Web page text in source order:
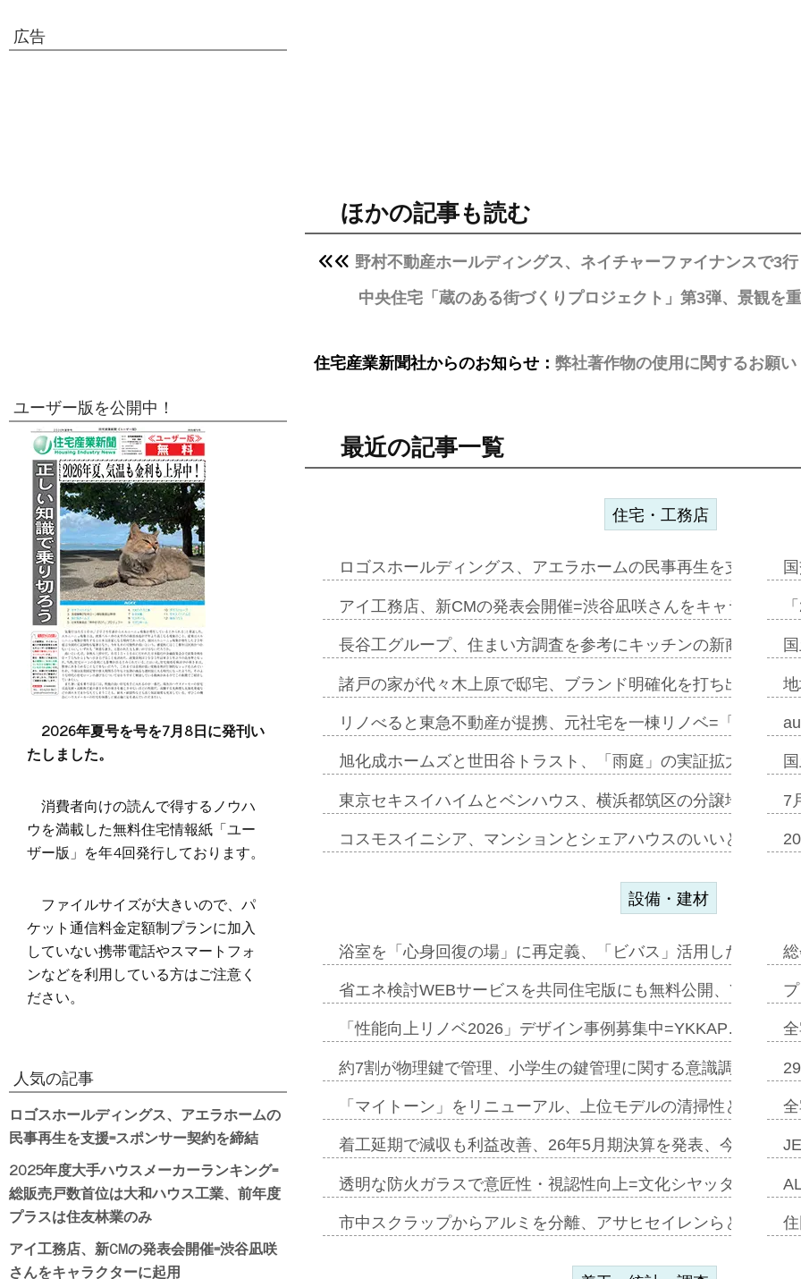
ほかの記事も読む
野村不動産ホールディングス、ネイチャーファイナンスで3
中央住宅「蔵のある街づくりプロジェクト」第3弾、景観を
住宅産業新聞社からのお知らせ： 弊社著作物の使用に関するお願い
最近の記事一覧
住宅・工務店
ロゴスホールディングス、アエラホームの民事再生を支援=ス
アイ工務店、新CMの発表会開催=渋谷凪咲さんをキャラクタ
長谷工グループ、住まい方調査を参考にキッチンの新商品=「
諸戸の家が代々木上原で邸宅、ブランド明確化を打ち出す=年
リノべると東急不動産が提携、元社宅を一棟リノベ=「職住遊
旭化成ホームズと世田谷トラスト、「雨庭」の実証拡大へ=ガ
東京セキスイハイムとベンハウス、横浜都筑区の分譲地開発で
コスモスイニシア、マンションとシェアハウスのいいとこどり
7
設備・建材
浴室を「心身回復の場」に再定義、「ビバス」活用した新入浴
省エネ検討WEBサービスを共同住宅版にも無料公開、YKKAP
「性能向上リノベ2026」デザイン事例募集中=YKKAP…
約7割が物理鍵で管理、小学生の鍵管理に関する意識調査
「マイトーン」をリニューアル、上位モデルの清掃性と安全
着工延期で減収も利益改善、26年5月期決算を発表、今期は増
透明な防火ガラスで意匠性・視認性向上=文化シヤッター…
市中スクラップからアルミを分離、アサヒセイレンらと協働開
広告
ユーザー版を公開中！
2026年夏号を号を7月8日に発刊い
たしました。
消費者向けの読んで得するノウハ
ウを満載した無料住宅情報紙「ユー
ザー版」を年4回発行しております。
ファイルサイズが大きいので、パ
ケット通信料金定額制プランに加入
していない携帯電話やスマートフォ
ンなどを利用している方はご注意く
ださい。
人気の記事
ロゴスホールディングス、アエラホームの
民事再生を支援=スポンサー契約を締結
2025年度大手ハウスメーカーランキング=
総販売戸数首位は大和ハウス工業、前年度
プラスは住友林業のみ
アイ工務店、新CMの発表会開催=渋谷凪咲
さんをキャラクターに起用